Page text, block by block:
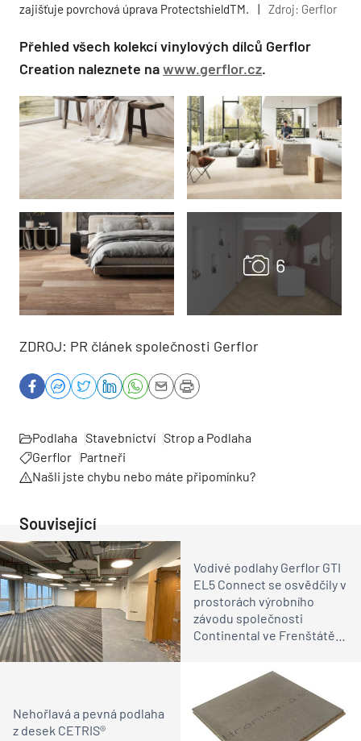
zajišťuje povrchová úprava ProtectshieldTM.
| Zdroj: Gerflor
Přehled všech kolekcí vinylových dílců Gerflor
Creation naleznete nawww.gerflor.cz.
ZDROJ: PR článek společnosti Gerflor
Podlaha Stavebnictví Strop a Podlaha
Gerflor Partneři
Našli jste chybu nebo máte připomínku?
Související
Vodivé podlahy Gerflor GTI
EL5 Connect se osvědčily v
prostorách výrobního
závodu společnosti
Continental ve Frenštátě
Nehořlavá a pevná podlaha
z desek CETRIS®